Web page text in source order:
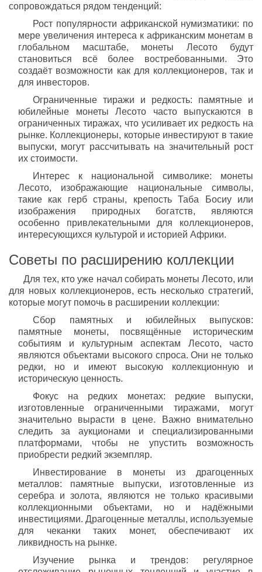
сопровождаться рядом тенденций:
Рост популярности африканской нумизматики: по
мере увеличения интереса к африканским монетам в
глобальном масштабе, монеты Лесото будут
становиться всё более востребованными. Это
создаёт возможности как для коллекционеров, так и
для инвесторов.
Ограниченные тиражи и редкость: памятные и
юбилейные монеты Лесото часто выпускаются в
ограниченных тиражах, что усиливает их редкость на
рынке. Коллекционеры, которые инвестируют в такие
выпуски, могут рассчитывать на значительный рост
их стоимости.
Интерес к национальной символике: монеты
Лесото, изображающие национальные символы,
такие как герб страны, крепость Таба Босиу или
изображения природных богатств, являются
особенно привлекательными для коллекционеров,
интересующихся культурой и историей Африки.
Советы по расширению коллекции
Для тех, кто уже начал собирать монеты Лесото, или
для новых коллекционеров, есть несколько стратегий,
которые могут помочь в расширении коллекции:
Сбор памятных и юбилейных выпусков:
памятные монеты, посвящённые историческим
событиям и культурным аспектам Лесото, часто
являются объектами высокого спроса. Они не только
редки, но и имеют высокую коллекционную и
историческую ценность.
Фокус на редких монетах: редкие выпуски,
изготовленные ограниченными тиражами, могут
значительно вырасти в цене. Важно внимательно
следить за аукционами и специализированными
платформами, чтобы не упустить возможность
приобрести редкий экземпляр.
Инвестирование в монеты из драгоценных
металлов: памятные выпуски, изготовленные из
серебра и золота, являются не только красивыми
коллекционными объектами, но и надёжными
инвестициями. Драгоценные металлы, используемые
для чеканки таких монет, обеспечивают их
ликвидность на рынке.
Изучение рынка и трендов: регулярное